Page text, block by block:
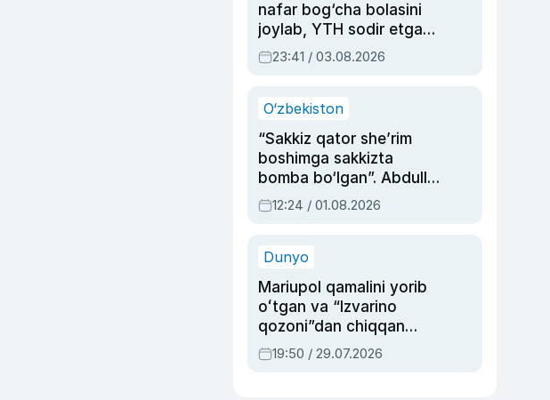
nafar bog‘cha bolasini
joylab, YTH sodir etgan
ayolga sud hukmi o‘qildi
23:41 / 03.08.2026
O‘zbekiston
“Sakkiz qator she’rim
boshimga sakkizta
bomba bo‘lgan”. Abdulla
Oripovni siyosiy
ayblovlardan asrab
12:24 / 01.08.2026
Dunyo
Mariupol qamalini yorib
oʻtgan va “Izvarino
qozoni”dan chiqqan
qahramon — Ukraina
armiyasi bosh
19:50 / 29.07.2026